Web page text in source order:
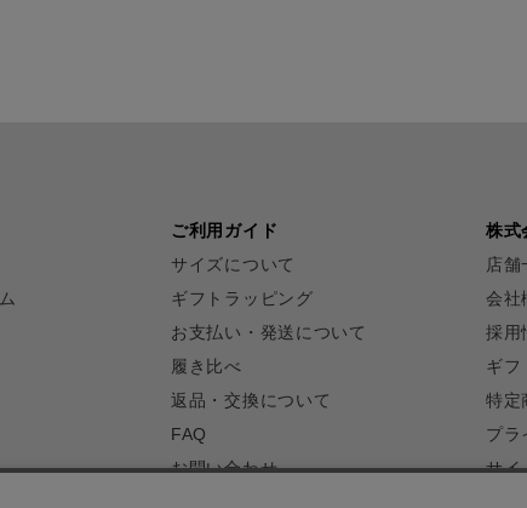
ご利用ガイド
サイズについて
ギフトラッピング
お支払い・発送について
履き比べ
返品・交換について
FAQ
お問い合わせ
株式
店舗
会社
採用
ギフ
特定
プラ
サイ